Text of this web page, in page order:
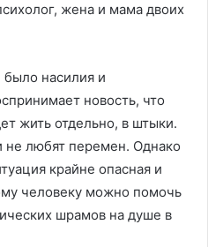
жена и мама двоих
насилия и
новость, что
жить отдельно, в штыки.
любят перемен. Однако
крайне опасная и
человеку можно помочь
шрамов на душе в